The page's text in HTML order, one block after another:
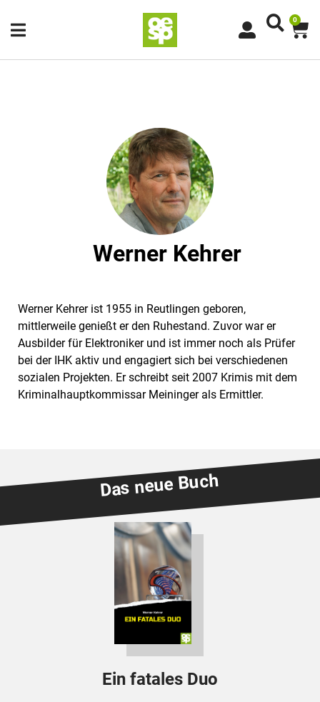
0
Werner Kehrer
Werner Kehrer ist 1955 in Reutlingen geboren,
mittlerweile genießt er den Ruhestand. Zuvor war er
Ausbilder für Elektroniker und ist immer noch als Prüfer
bei der IHK aktiv und engagiert sich bei verschiedenen
sozialen Projekten. Er schreibt seit 2007 Krimis mit dem
Kriminalhauptkommissar Meininger als Ermittler.
Das neue Buch
Ein fatales Duo